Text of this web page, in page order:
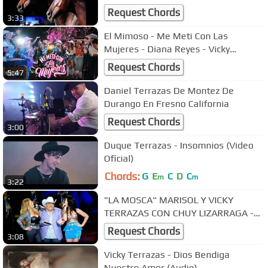
3:33 Request Chords
5:47
El Mimoso - Me Meti Con Las
Mujeres - Diana Reyes - Vicky
Terrazas - Elsa Rios - Luz María
Request Chords
3:00
Daniel Terrazas De Montez De
Durango En Fresno California
Request Chords
3:22
Duque Terrazas - Insomnios (Video
Oficial)
Chords: G Em C D Cm
3:08
"LA MOSCA" MARISOL Y VICKY
TERRAZAS CON CHUY LIZARRAGA -
PREMIOS "TU MUNDO"
Request Chords
Vicky Terrazas - Dios Bendiga